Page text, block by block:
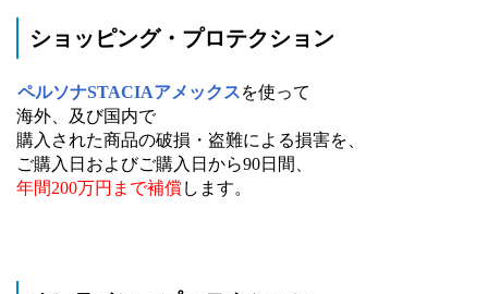
ショッピング・プロテクション
ペルソナSTACIAアメックスを使って
海外、及び国内で
購入された商品の破損・盗難による損害を、
ご購入日およびご購入日から90日間、
年間200万円まで補償します。